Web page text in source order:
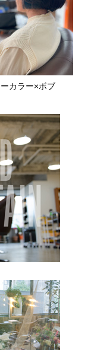
カラー×ボブ